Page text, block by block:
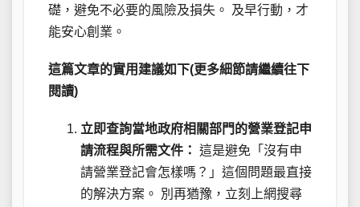
礎，避免不必要的風險及損失。 及早行動，才
能安心創業。
這篇文章的實用建議如下(更多細節請繼續往下
閱讀)
立即查詢當地政府相關部門的營業登記申
請流程與所需文件： 這是避免「沒有申
請營業登記會怎樣嗎？」這個問題最直接
的解決方案。 別再猶豫，立刻上網搜尋